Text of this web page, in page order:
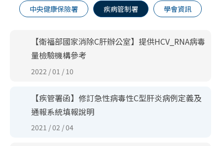
中央健康保險署 疾病管制署 學會資訊
2022 / 01 / 10
【衛福部國家消除C肝辦公室】提供HCV_RNA病毒
量檢驗機構參考
2021 / 02 / 04
【疾管署函】修訂急性病毒性C型肝炎病例定義及
通報系統填報說明